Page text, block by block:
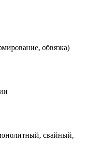
обвязка)
свайный,